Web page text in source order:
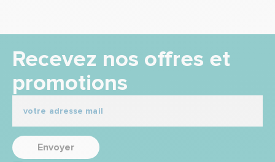
Recevez nos offres et
promotions
Envoyer